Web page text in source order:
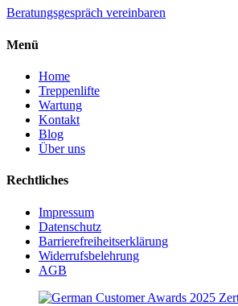
Beratungsgespräch vereinbaren
Menü
Home
Treppenlifte
Wartung
Kontakt
Blog
Über uns
Rechtliches
Impressum
Datenschutz
Barrierefreiheitserklärung
Widerrufsbelehrung
AGB